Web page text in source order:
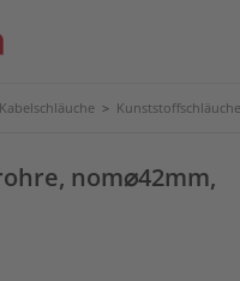
Kabelschläuche >
nom⌀42mm,